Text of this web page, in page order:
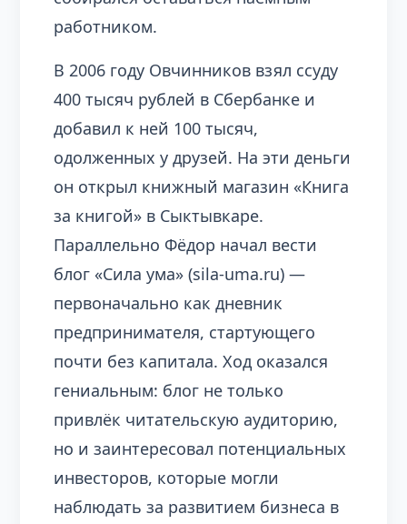
работником.
В 2006 году Овчинников взял ссуду
400 тысяч рублей в Сбербанке и
добавил к ней 100 тысяч,
одолженных у друзей. На эти деньги
он открыл книжный магазин «Книга
за книгой» в Сыктывкаре.
Параллельно Фёдор начал вести
блог «Сила ума» (sila-uma.ru) —
первоначально как дневник
предпринимателя, стартующего
почти без капитала. Ход оказался
гениальным: блог не только
привлёк читательскую аудиторию,
но и заинтересовал потенциальных
инвесторов, которые могли
наблюдать за развитием бизнеса в